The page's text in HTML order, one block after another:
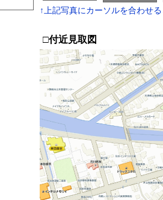
↑上記写真にカーソルを合わせ
□付近見取図